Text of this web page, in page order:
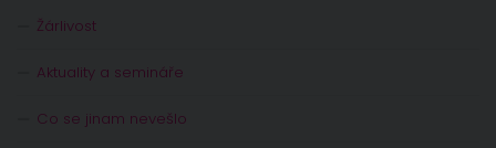
Žárlivost
Aktuality a semináře
Co se jinam nevešlo